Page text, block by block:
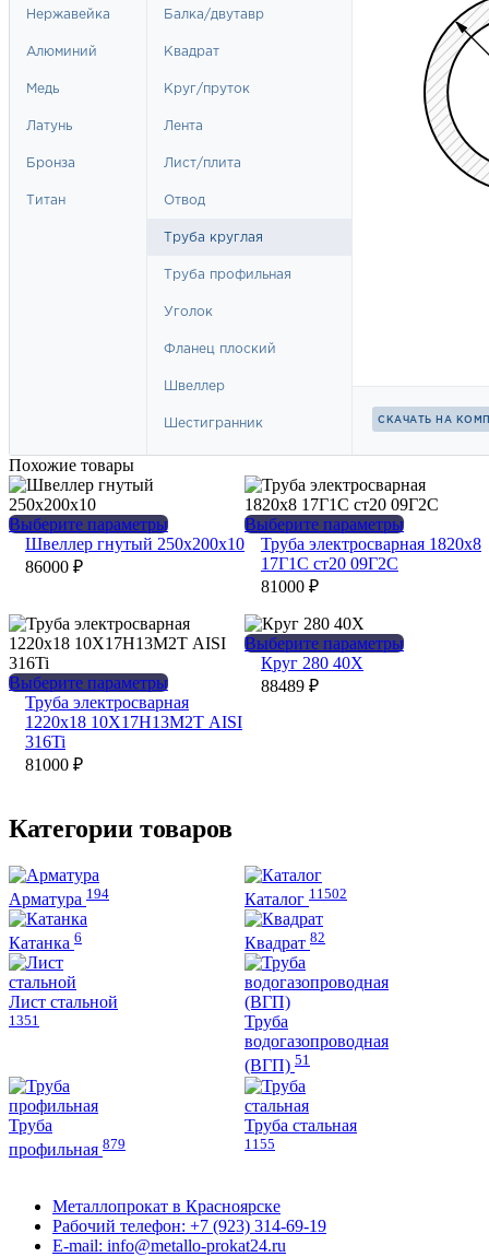
Похожие товары
Выберите параметрыЭтот
товар
Опции
можно
на
странице
товара.
Швеллер гнутый 250х200х10
86000 ₽
Выберите параметрыЭтот
товар
можно
Труба электросварная 1820х8
17Г1С ст20 09Г2С
81000 ₽
Выберите параметрыЭтот
товар
имеет
на
Труба электросварная
1220х18 10Х17Н13М2Т AISI
316Ti
81000 ₽
Выберите параметрыЭтот
Круг 280 40Х
88489 ₽
Категории товаров
Арматура 194 Каталог 11502
Катанка 6 Квадрат 82
Лист стальной
1351
Труба
водогазопроводная
(ВГП) 51
Труба
профильная 879
Труба стальная
1155
Металлопрокат в Красноярске
Рабочий телефон: +7 (923) 314-69-19
E-mail: info@metallo-prokat24.ru